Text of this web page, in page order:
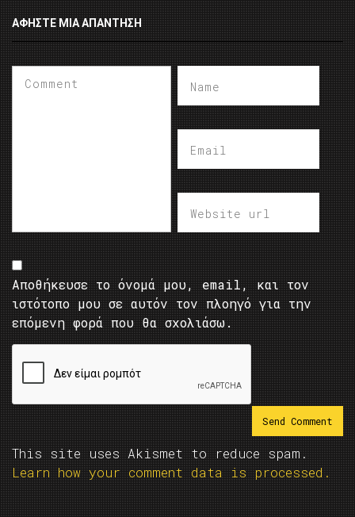
ΑΦΉΣΤΕ ΜΙΑ ΑΠΆΝΤΗΣΗ
Αποθήκευσε το όνομά μου, email, και τον
ιστότοπο μου σε αυτόν τον πλοηγό για την
επόμενη φορά που θα σχολιάσω.
This site uses Akismet to reduce spam.
Learn how your comment data is processed.